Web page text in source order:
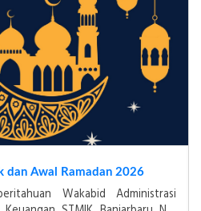
kepada mahasiswa(i) yang telah